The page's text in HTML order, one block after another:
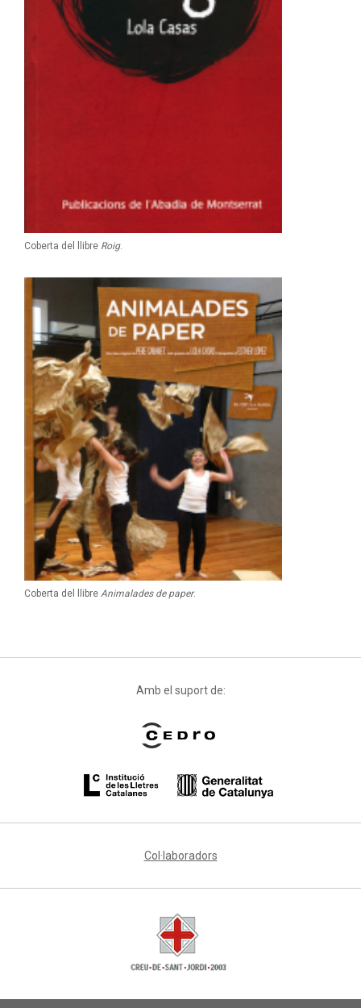
Coberta del llibre Roig.
Coberta del llibre Animalades de paper.
Amb el suport de:
Col·laboradors